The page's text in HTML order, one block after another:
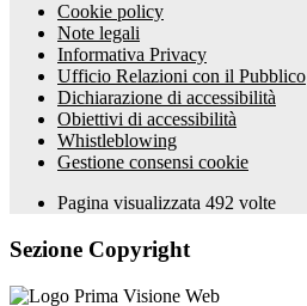
Cookie policy
Note legali
Informativa Privacy
Ufficio Relazioni con il Pubblico
Dichiarazione di accessibilità
Obiettivi di accessibilità
Whistleblowing
Gestione consensi cookie
Pagina visualizzata 492 volte
Sezione Copyright